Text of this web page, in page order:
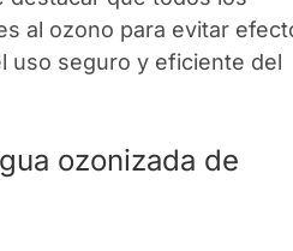
al ozono para evitar
uso seguro y eficiente del
ozonizada de